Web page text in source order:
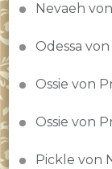
Nevaeh
Odessa
Ossie von
Ossie von
Pickle von